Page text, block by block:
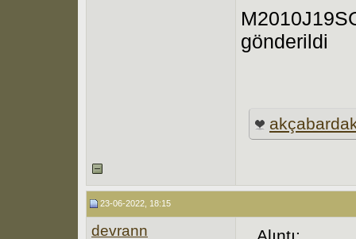
gönderildi
23-06-2022, 18:15
devrann Alıntı: